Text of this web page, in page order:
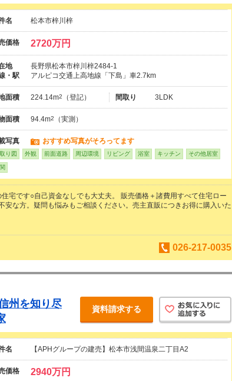
名 松本市梓川梓
価格 2720万円
地
長野県松本市梓川梓2484-1
・駅
アルピコ交通上高地線「下島」車2.7km
面積 224.14m2 （登記） 間取り 3LDK
面積 94.4m2 （実測）
写真 おすすめ写真がそろってます
り図 外観 前面道路 周辺環境 リビング 浴室 キッチン その他居室
宅です○自己資金なしでも大丈夫。 販売価格＋諸費用すべて住宅ロー
安な方。疑問も悩みもご相談ください。売主直販につきお得に購入いた
026-217-0035
州を知り尽
資料請求する
名 【APHグループの建売】松本市浅間温泉二丁目A2
価格 2940万円